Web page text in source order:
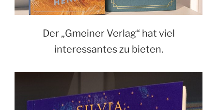
Der „Gmeiner Verlag“ hat viel
interessantes zu bieten.